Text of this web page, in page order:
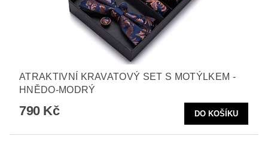
ATRAKTIVNÍ KRAVATOVÝ SET S MOTÝLKEM -
HNĚDO-MODRÝ
790 Kč